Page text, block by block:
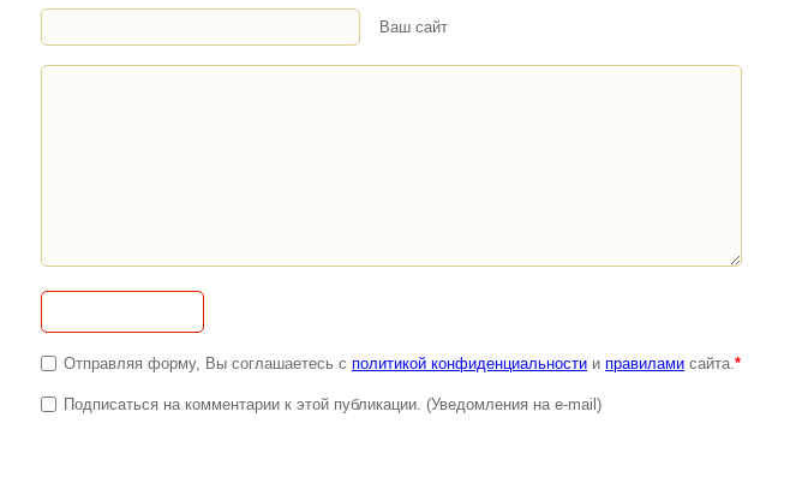
Ваш сайт
Отправляя форму, Вы соглашаетесь с политикой конфиденциальности и правилами сайта. *
Подписаться на комментарии к этой публикации. (Уведомления на e-mail)